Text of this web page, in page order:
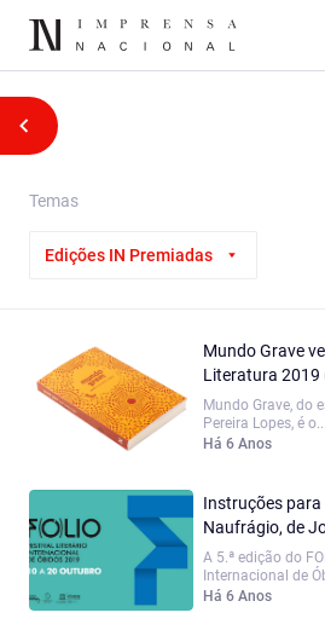
Temas
Edições IN Premiadas
Mundo Grave
Literatura
Mundo Grave, do
Pereira Lopes, é o...
Há 6 Anos
Instruções
Naufrágio, de
A 5.ª edição do
Internacional de
Há 6 Anos